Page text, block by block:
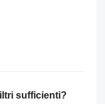
sufficienti?